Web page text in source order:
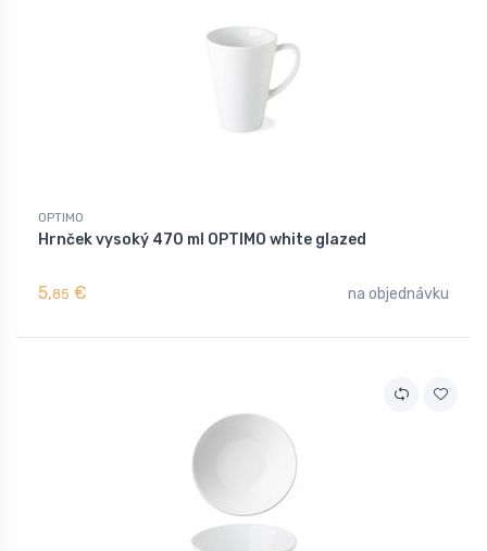
OPTIMO
Hrnček vysoký 470 ml OPTIMO white glazed
5,85 € na objednávku